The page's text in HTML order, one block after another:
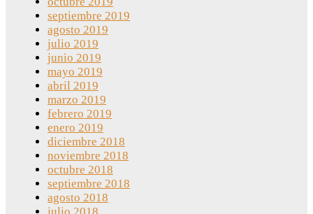
septiembre 2019
agosto 2019
julio 2019
junio 2019
mayo 2019
abril 2019
marzo 2019
febrero 2019
enero 2019
diciembre 2018
noviembre 2018
octubre 2018
septiembre 2018
agosto 2018